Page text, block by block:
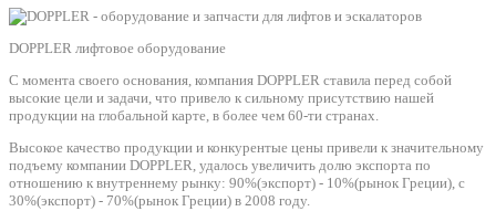
DOPPLER лифтовое оборудование
С момента своего основания, компания DOPPLER ставила перед собой
высокие цели и задачи, что привело к сильному присутствию нашей
продукции на глобальной карте, в более чем 60-ти странах.
Высокое качество продукции и конкурентые цены привели к значительному
подъему компании DOPPLER, удалось увеличить долю экспорта по
отношению к внутреннему рынку: 90%(экспорт) - 10%(рынок Греции), с
30%(экспорт) - 70%(рынок Греции) в 2008 году.